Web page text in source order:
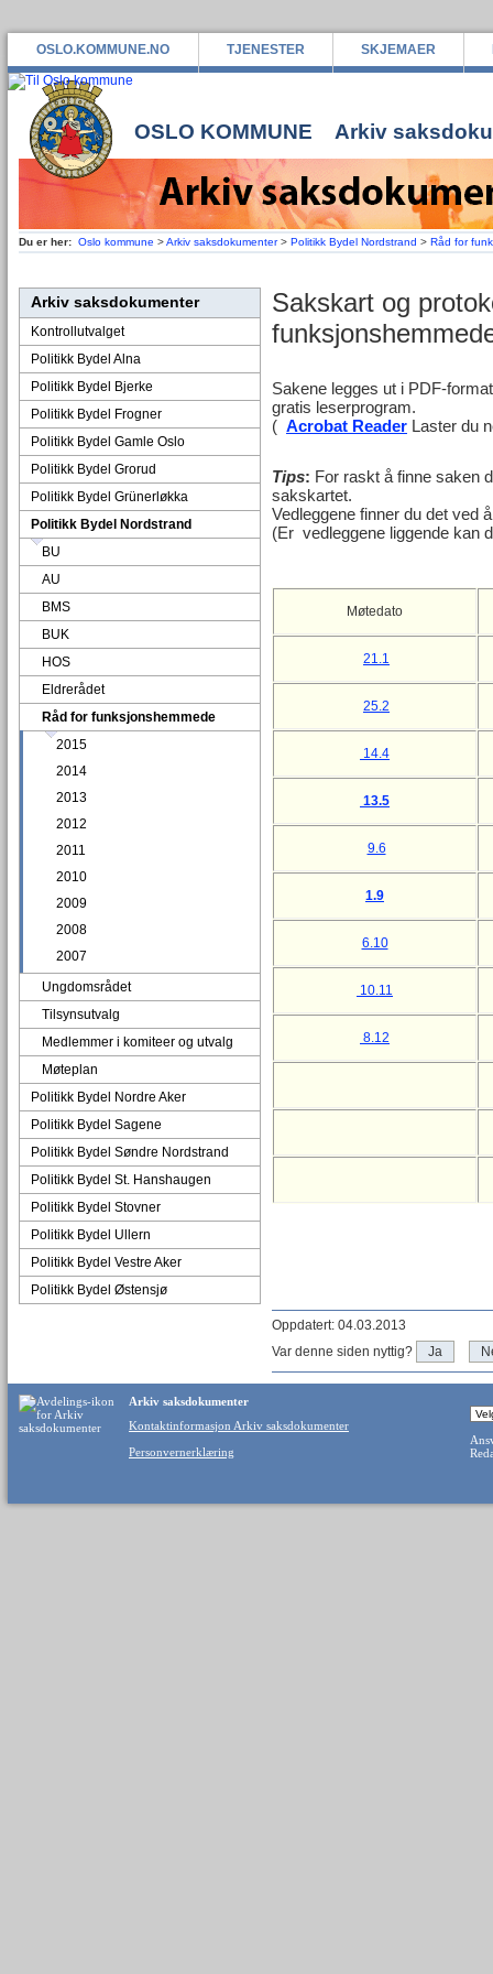
OSLO.KOMMUNE.NO TJENESTER SKJEMAER
OSLO KOMMUNE Arkiv
Du er her: Oslo kommune >Arkiv saksdokumenter> Politikk Bydel Nordstrand > Råd for
Arkiv saksdokumenter
Kontrollutvalget
Politikk Bydel Alna
Politikk Bydel Bjerke
Politikk Bydel Frogner
Politikk Bydel Gamle Oslo
Politikk Bydel Grorud
Politikk Bydel Grünerløkka
Politikk Bydel Nordstrand
BU
AU
BMS
BUK
HOS
Eldrerådet
Råd for funksjonshemmede
2015
2014
2013
2012
2011
2010
2009
2008
2007
Ungdomsrådet
Tilsynsutvalg
Medlemmer i komiteer og utvalg
Møteplan
Politikk Bydel Nordre Aker
Politikk Bydel Sagene
Politikk Bydel Søndre Nordstrand
Politikk Bydel St. Hanshaugen
Politikk Bydel Stovner
Politikk Bydel Ullern
Politikk Bydel Vestre Aker
Politikk Bydel Østensjø
Sakskart og
Sakene legges ut i PDF-
gratis leserprogram.
( Acrobat Reader Laster du
Tips: For raskt å finne saken
sakskartet.
Vedleggene finner du det ved
(Er vedleggene liggende kan
Møtedato
21.1
25.2
14.4
13.5
9.6
1.9
6.10
10.11
8.12
Oppdatert: 04.03.2013
Var denne siden nyttig?
Ja
Arkiv saksdokumenter
Kontaktinformasjon Arkiv saksdokumenter
Personvernerklæring